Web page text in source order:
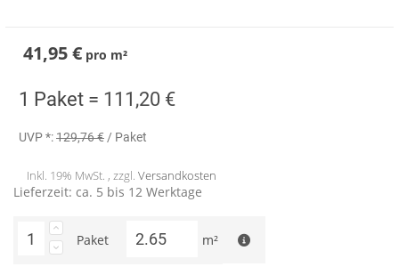
41,95 € pro m²
1 Paket = 111,20 €
UVP *:129,76 € / Paket
Inkl. 19% MwSt. , zzgl. Versandkosten
Lieferzeit: ca. 5 bis 12 Werktage
Paket m²